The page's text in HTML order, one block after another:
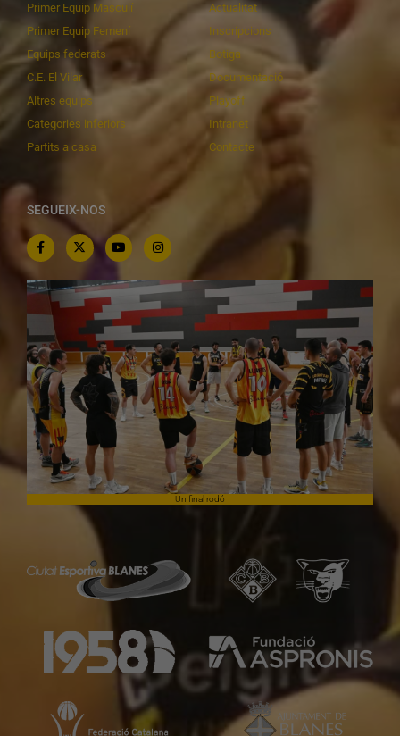
Primer Equip Masculí
Primer Equip Femení
Equips federats
C.E. El Vilar
Altres equips
Categories inferiors
Partits a casa
Actualitat
Inscripcions
Botiga
Documentació
Playoff
Intranet
Contacte
SEGUEIX-NOS
Un final rodó